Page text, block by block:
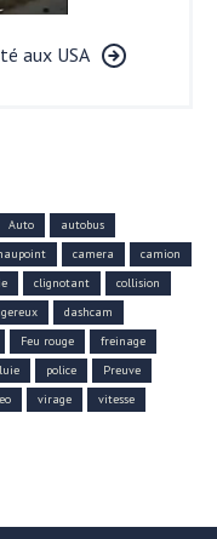
aux USA
Auto
autobus
camera
camion
clignotant
collision
dashcam
Feu rouge
freinage
police
Preuve
virage
vitesse